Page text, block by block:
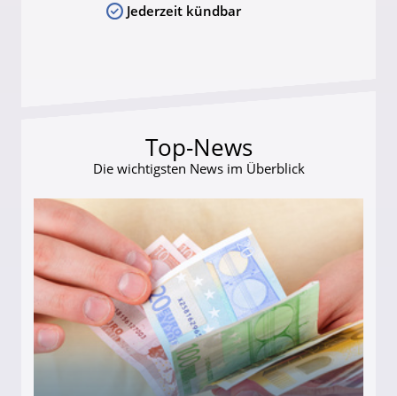
Jederzeit kündbar
Top-News
Die wichtigsten News im Überblick